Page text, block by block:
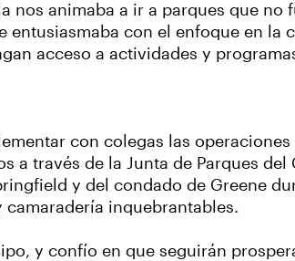
nos animaba a ir a parques que no
con el enfoque en la
acceso a actividades y
con colegas las
través de la Junta de Parques del
y del condado de Greene
inquebrantables.
y confío en que seguirán